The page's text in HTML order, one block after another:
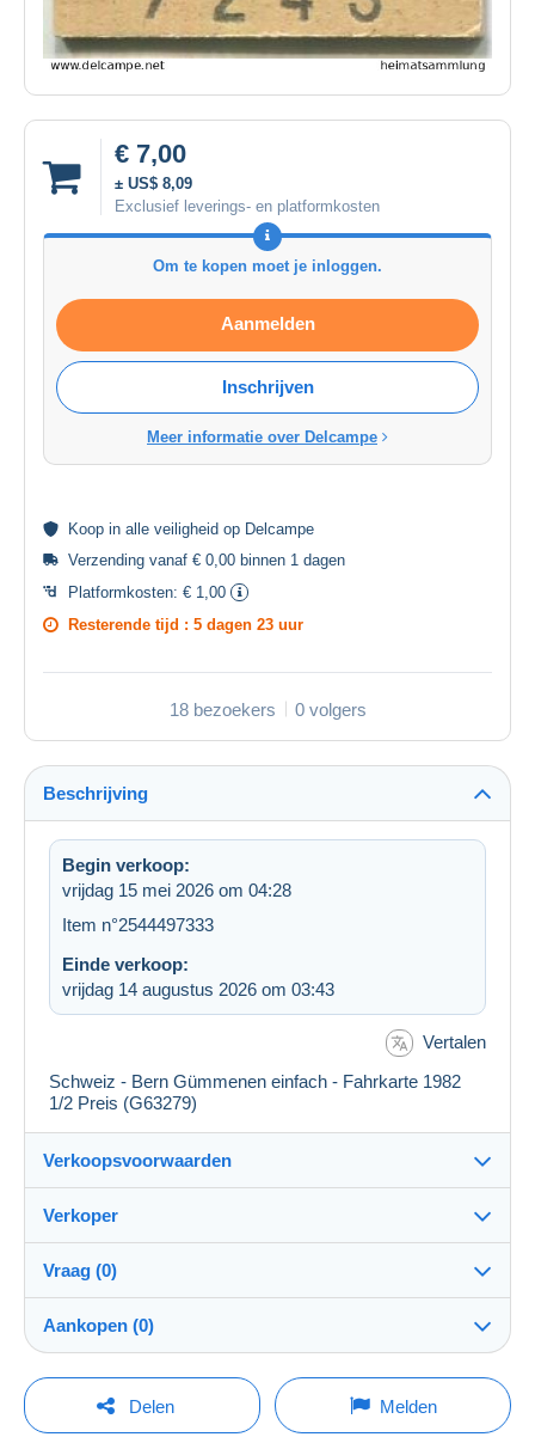
€ 7,00
± US$ 8,09
Exclusief leverings- en platformkosten
Om te kopen moet je inloggen.
Aanmelden
Inschrijven
Meer informatie over Delcampe
Koop in alle veiligheid op Delcampe
Verzending vanaf € 0,00 binnen 1 dagen
Platformkosten: € 1,00
Resterende tijd : 5 dagen 23 uur
18 bezoekers 0 volgers
Beschrijving
Begin verkoop:
vrijdag 15 mei 2026 om 04:28
Item n°2544497333
Einde verkoop:
vrijdag 14 augustus 2026 om 03:43
Vertalen
Schweiz - Bern Gümmenen einfach - Fahrkarte 1982
1/2 Preis (G63279)
Verkoopsvoorwaarden
Details van de verkoopvoorwaarden
Verzending na betaling binnen 1 dagen
Retourkosten ten laste van de koper.
Om de termijnen voor terugzending en terugbetaling van
Verkoper
heimatsammlung100%(8060x)
PRO
Winkel
Naam:
Vraag (0)
Om een vraag te stellen moet u een sessie
Aankopen (0)
Laatste actualisering: 04:31:45
Delen Melden